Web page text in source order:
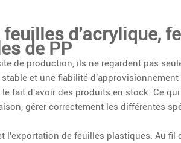
d'acrylique,
de PP
de production, ils ne regardent pas
et une fiabilité d'approvisionnement
fait d'avoir des produits en stock. Ce
gérer correctement les différentes
l'exportation de feuilles plastiques. Au fil